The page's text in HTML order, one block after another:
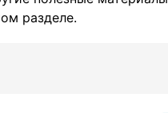
разделе.